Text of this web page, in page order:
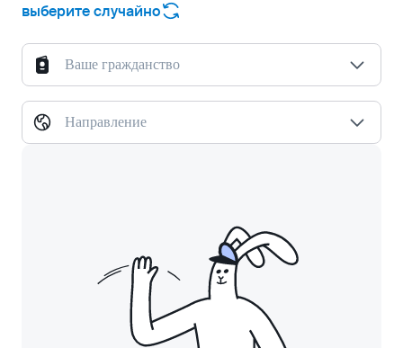
выберите случайно
Ваше гражданство
Направление